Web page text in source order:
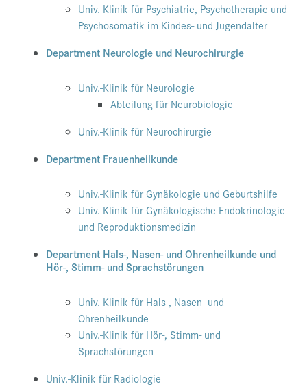
Univ.-Klinik für Psychiatrie, Psychotherapie und
Psychosomatik im Kindes- und Jugendalter
Department Neurologie und Neurochirurgie
Univ.-Klinik für Neurologie
Abteilung für Neurobiologie
Univ.-Klinik für Neurochirurgie
Department Frauenheilkunde
Univ.-Klinik für Gynäkologie und Geburtshilfe
Univ.-Klinik für Gynäkologische Endokrinologie
und Reproduktionsmedizin
Department Hals-, Nasen- und Ohrenheilkunde und
Hör-, Stimm- und Sprachstörungen
Univ.-Klinik für Hals-, Nasen- und
Ohrenheilkunde
Univ.-Klinik für Hör-, Stimm- und
Sprachstörungen
Univ.-Klinik für Radiologie